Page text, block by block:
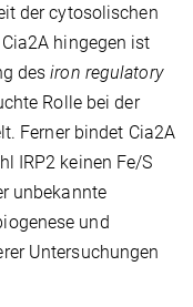
der cytosolischen
hingegen ist
desiron regulatory
Rolle bei der
Ferner bindet Cia2A
IRP2 keinen Fe/S
unbekannte
und
Untersuchungen